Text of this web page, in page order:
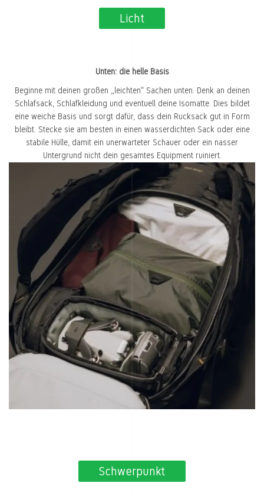
Licht
Unten: die helle Basis
Beginne mit deinen großen „leichten“ Sachen unten. Denk an deinen
Schlafsack, Schlafkleidung und eventuell deine Isomatte. Dies bildet
eine weiche Basis und sorgt dafür, dass dein Rucksack gut in Form
bleibt. Stecke sie am besten in einen wasserdichten Sack oder eine
stabile Hülle, damit ein unerwarteter Schauer oder ein nasser
Untergrund nicht dein gesamtes Equipment ruiniert.
Schwerpunkt